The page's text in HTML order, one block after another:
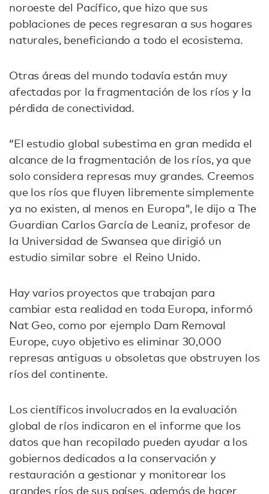
noroeste del Pacífico, que hizo que sus
poblaciones de peces regresaran a sus hogares
naturales, beneficiando a todo el ecosistema.
Otras áreas del mundo todavía están muy
afectadas por la fragmentación de los ríos y la
pérdida de conectividad.
“El estudio global subestima en gran medida el
alcance de la fragmentación de los ríos, ya que
solo considera represas muy grandes. Creemos
que los ríos que fluyen libremente simplemente
ya no existen, al menos en Europa", le dijo a The
Guardian Carlos García de Leaniz, profesor de
la Universidad de Swansea que dirigió un
estudio similar sobre el Reino Unido.
Hay varios proyectos que trabajan para
cambiar esta realidad en toda Europa, informó
Nat Geo, como por ejemplo Dam Removal
Europe, cuyo objetivo es eliminar 30,000
represas antiguas u obsoletas que obstruyen los
ríos del continente.
Los científicos involucrados en la evaluación
global de ríos indicaron en el informe que los
datos que han recopilado pueden ayudar a los
gobiernos dedicados a la conservación y
restauración a gestionar y monitorear los
grandes ríos de sus países, además de hacer